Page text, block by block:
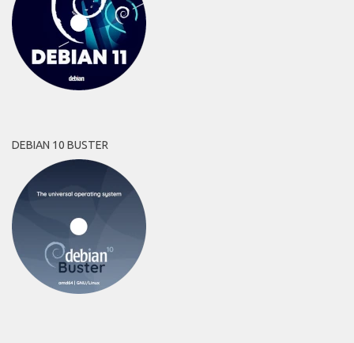
DEBIAN 10 BUSTER